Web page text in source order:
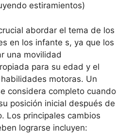
estiramientos)
abordar el tema de los
en los infante s, ya que los
una movilidad
para su edad y el
motoras. Un
considera completo cuando
posición inicial después de
Los principales cambios
lograrse incluyen: